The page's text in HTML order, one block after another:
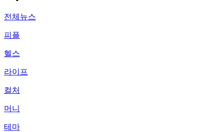
전체뉴스
피플
헬스
라이프
컬처
머니
테마